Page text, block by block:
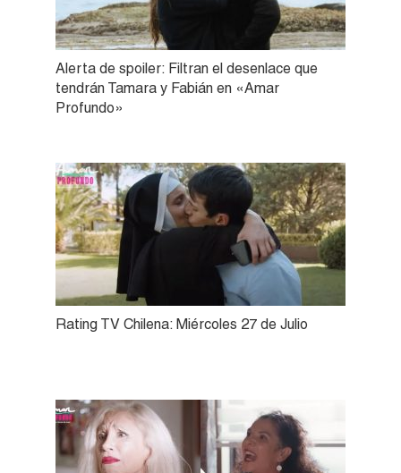
Alerta de spoiler: Filtran el desenlace que
tendrán Tamara y Fabián en «Amar
Profundo»
Rating TV Chilena: Miércoles 27 de Julio